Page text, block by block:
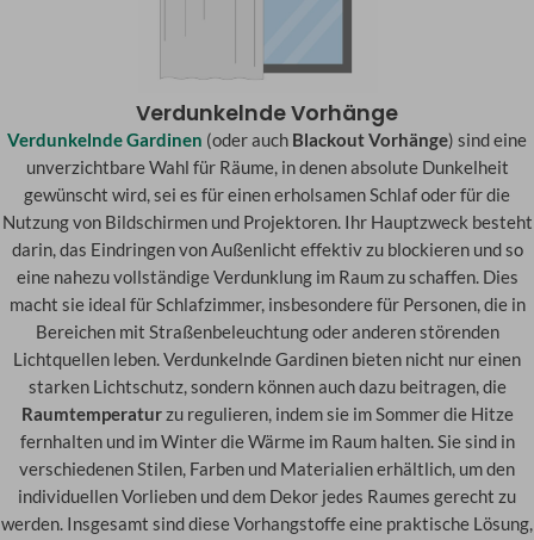
Verdunkelnde Vorhänge
Verdunkelnde Gardinen (oder auch Blackout Vorhänge) sind eine
unverzichtbare Wahl für Räume, in denen absolute Dunkelheit
gewünscht wird, sei es für einen erholsamen Schlaf oder für die
Nutzung von Bildschirmen und Projektoren. Ihr Hauptzweck besteht
darin, das Eindringen von Außenlicht effektiv zu blockieren und so
eine nahezu vollständige Verdunklung im Raum zu schaffen. Dies
macht sie ideal für Schlafzimmer, insbesondere für Personen, die in
Bereichen mit Straßenbeleuchtung oder anderen störenden
Lichtquellen leben. Verdunkelnde Gardinen bieten nicht nur einen
starken Lichtschutz, sondern können auch dazu beitragen, die
Raumtemperaturzu regulieren, indem sie im Sommer die Hitze
fernhalten und im Winter die Wärme im Raum halten. Sie sind in
verschiedenen Stilen, Farben und Materialien erhältlich, um den
individuellen Vorlieben und dem Dekor jedes Raumes gerecht zu
werden. Insgesamt sind diese Vorhangstoffe eine praktische Lösung,